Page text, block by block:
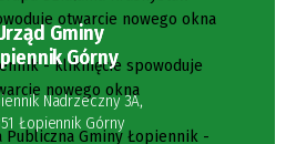
Gminy
Górny
Nadrzeczny 3A,
Łopiennik Górny